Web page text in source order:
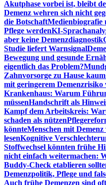
Akutphase vorbei ist, bleibt
Demenz wehren sich nicht
die BotschaftMedienbiografie
Pflege werdenKI-
aber keine Demenzdiagnostik
Studie liefert Warnsignal
Bewegung und gesunde
eigentlich das Problem?
Zahnvorsorge zu Hause
mit geringerem Demenzrisiko
Krankenhaus: Warum
müssenHandschrift als
Kampf dem Arbeitskreis:
schaden als nützen
könnteMenschen mit
lesenKognitive
Stoffwechsel könnten frühe
nicht einfach weitermachen:
Buddy-Check etablieren
Demenzpolitik, Pflege und
Auch frühe Demenzen sind